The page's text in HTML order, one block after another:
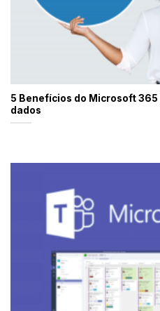
5 Benefícios do Microsoft
dados